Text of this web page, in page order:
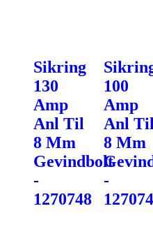
Sikring
130
Amp
Anl Til
8 Mm
Gevindbolt
-
1270748
100
Amp
Anl Til
8 Mm
-